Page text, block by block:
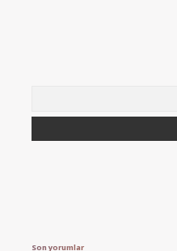
Son yorumlar